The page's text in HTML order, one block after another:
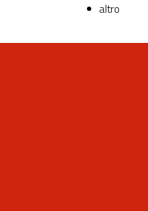
altro